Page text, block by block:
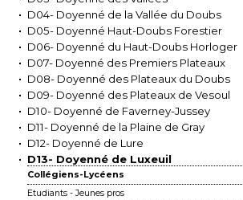
D04- Doyenné de la Vallée du Doubs
D05- Doyenné Haut-Doubs Forestier
D06- Doyenné du Haut-Doubs Horloger
D07- Doyenné des Premiers Plateaux
D08- Doyenné des Plateaux du Doubs
D09- Doyenné des Plateaux de Vesoul
D10- Doyenné de Faverney-Jussey
D11- Doyenné de la Plaine de Gray
D12- Doyenné de Lure
D13- Doyenné de Luxeuil
Collégiens-Lycéens
Etudiants - Jeunes pros